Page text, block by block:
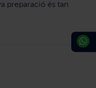
preparació és tan